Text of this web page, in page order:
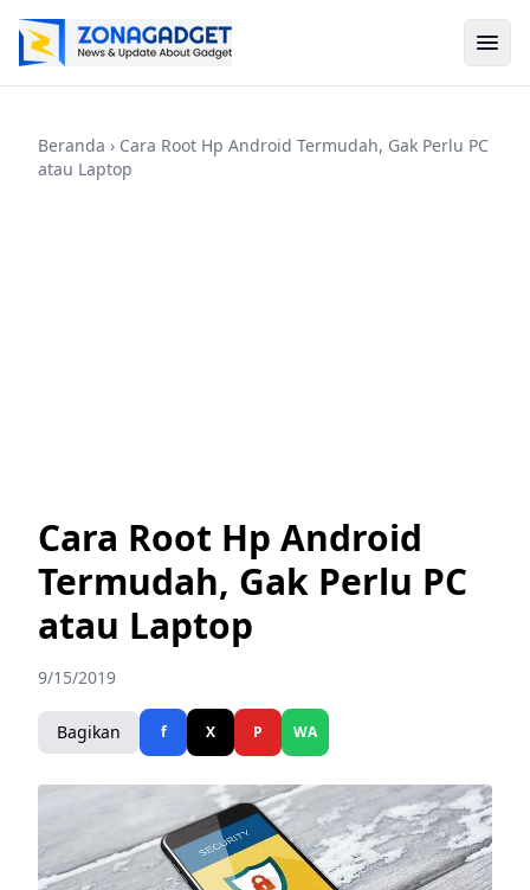
Beranda › Cara Root Hp Android Termudah, Gak Perlu PC
atau Laptop
Cara Root Hp Android
Termudah, Gak Perlu PC
atau Laptop
9/15/2019
Bagikan f X P WA